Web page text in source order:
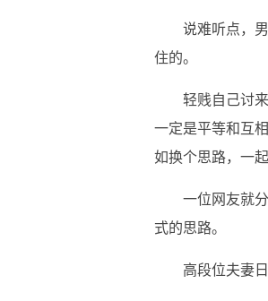
说难听点，
住的。
轻贱自己讨
一定是平等和互
如换个思路，一起
一位网友就
式的思路。
高段位夫妻